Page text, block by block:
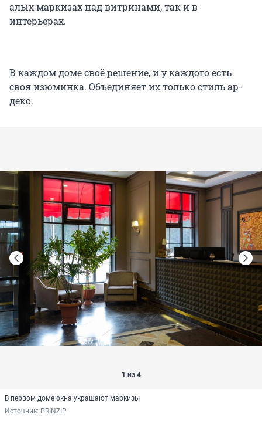
алых маркизах над витринами, так и в
интерьерах.
В каждом доме своё решение, и у каждого есть
своя изюминка. Объединяет их только стиль ар-
деко.
1 из 4
В первом доме окна украшают маркизы
Источник: PRINZIP